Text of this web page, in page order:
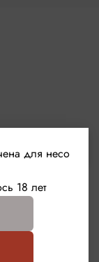
для несо
18 лет